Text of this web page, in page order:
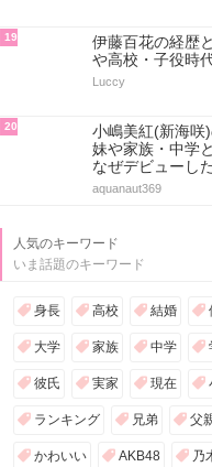
19
伊藤百花の経歴
や高校・子役時
Luccy
20
小嶋美紅(新海咲
妹や家族・中学
なぜデビューし
aquanaut369
人気のキーワード
いま話題のキーワード
身長 高校 結婚
大学 家族 中学
彼氏 実家 現在
ランキング 兄弟 父
かわいい AKB48 乃